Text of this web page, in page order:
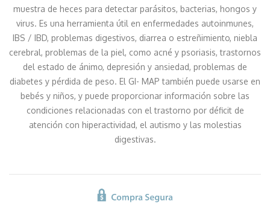
muestra de heces para detectar parásitos, bacterias, hongos y
virus. Es una herramienta útil en enfermedades autoinmunes,
IBS / IBD, problemas digestivos, diarrea o estreñimiento, niebla
cerebral, problemas de la piel, como acné y psoriasis, trastornos
del estado de ánimo, depresión y ansiedad, problemas de
diabetes y pérdida de peso. El GI- MAP también puede usarse en
bebés y niños, y puede proporcionar información sobre las
condiciones relacionadas con el trastorno por déficit de
atención con hiperactividad, el autismo y las molestias
digestivas.